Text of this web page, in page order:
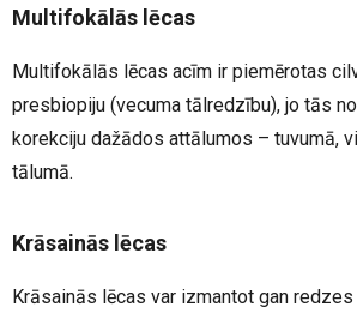
Multifokālās lēcas
Multifokālās lēcas acīm ir piemērotas
presbiopiju (vecuma tālredzību), jo tās
korekciju dažādos attālumos – tuvumā,
tālumā.
Krāsainās lēcas
Krāsainās lēcas var izmantot gan